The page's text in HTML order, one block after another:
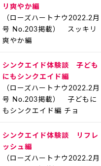
リ爽やか編
（ローズハートナウ2022.2月
号 No.203掲載） スッキリ
爽やか編
シンクエイド体験談 子ども
にもシンクエイド編
（ローズハートナウ2022.2月
号 No.203掲載） 子どもに
もシンクエイド編 チョ
シンクエイド体験談 リフレ
ッシュ編
（ローズハートナウ2022.2月